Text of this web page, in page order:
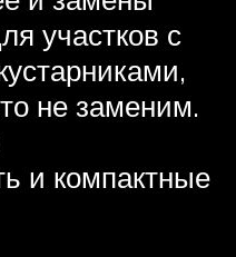
участков с
не заменим.
и компактные